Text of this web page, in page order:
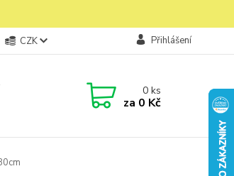
CZK Přihlášení
0ks
za 0 Kč